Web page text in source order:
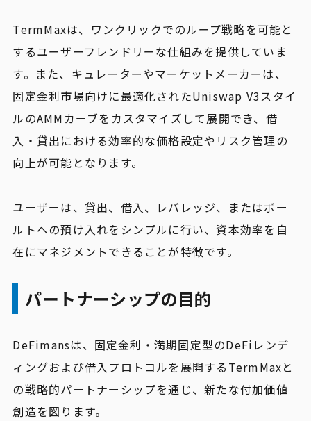
TermMaxは、ワンクリックでのループ戦略を可能と
するユーザーフレンドリーな仕組みを提供していま
す。また、キュレーターやマーケットメーカーは、
固定金利市場向けに最適化されたUniswap V3スタイ
ルのAMMカーブをカスタマイズして展開でき、借
入・貸出における効率的な価格設定やリスク管理の
向上が可能となります。
ユーザーは、貸出、借入、レバレッジ、またはボー
ルトへの預け入れをシンプルに行い、資本効率を自
在にマネジメントできることが特徴です。
パートナーシップの目的
DeFimansは、固定金利・満期固定型のDeFiレンデ
ィングおよび借入プロトコルを展開するTermMaxと
の戦略的パートナーシップを通じ、新たな付加価値
創造を図ります。